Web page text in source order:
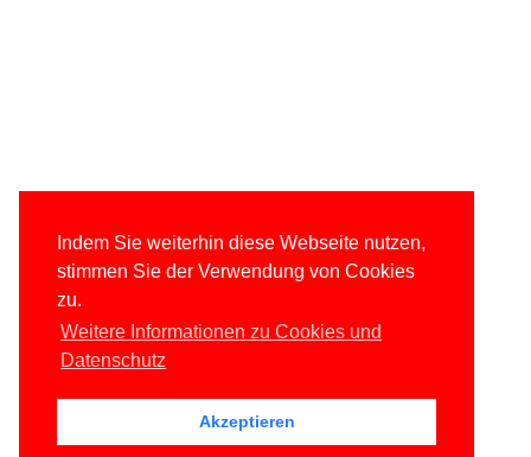
Indem Sie weiterhin diese Webseite nutzen,
stimmen Sie der Verwendung von Cookies
zu.
Weitere Informationen zu Cookies und
Datenschutz
Akzeptieren